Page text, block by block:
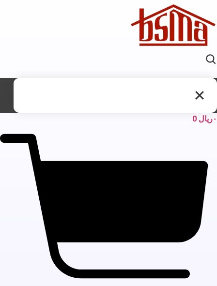
ریال 0